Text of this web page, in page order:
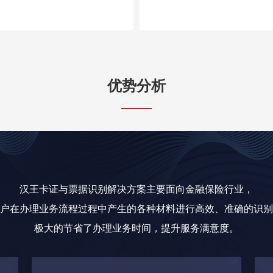
优势分析
汉王卡证与票据识别解决方案主要面向金融保险行业，
在办理业务流程过程中产生的各种材料进行高效、准确的识
极大的节省了办理业务时间，提升服务满意度。